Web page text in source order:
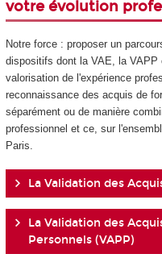
votre évolution
Notre force : proposer un
dispositifs dont la VAE , la VAPP
valorisation de l'expérience
reconnaissance des acquis de
séparément ou de manière
professionnel et ce, sur
Paris.
La Validation des
La Validation des
Personnels (VAPP)